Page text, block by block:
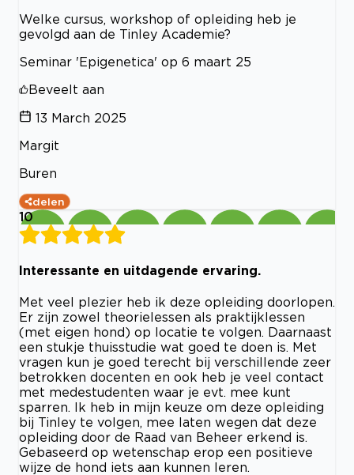
Welke cursus, workshop of opleiding heb je
gevolgd aan de Tinley Academie?
Seminar 'Epigenetica' op 6 maart 25
Beveelt aan
13 March 2025
Margit
Buren
delen
10
Interessante en uitdagende ervaring.
Met veel plezier heb ik deze opleiding doorlopen.
Er zijn zowel theorielessen als praktijklessen
(met eigen hond) op locatie te volgen. Daarnaast
een stukje thuisstudie wat goed te doen is. Met
vragen kun je goed terecht bij verschillende zeer
betrokken docenten en ook heb je veel contact
met medestudenten waar je evt. mee kunt
sparren. Ik heb in mijn keuze om deze opleiding
bij Tinley te volgen, mee laten wegen dat deze
opleiding door de Raad van Beheer erkend is.
Gebaseerd op wetenschap erop een positieve
wijze de hond iets aan kunnen leren.